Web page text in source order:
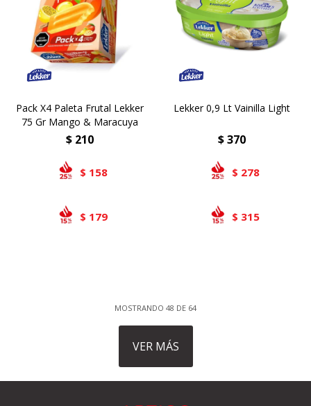
Pack X4 Paleta Frutal Lekker
75 Gr Mango & Maracuya
$ 210
$ 158
$ 179
Lekker 0,9 Lt Vainilla Light
$ 370
$ 278
$ 315
MOSTRANDO 48 DE 64
VER MÁS